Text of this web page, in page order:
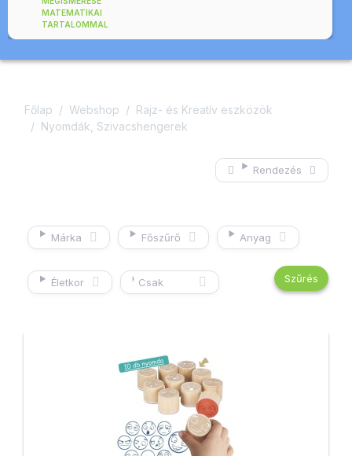
MATEMATIKAI
TARTALOMMAL
Főlap Webshop
Rajz- és Kreatív eszközök
Nyomdák, Szivacshengerek
Rendezés
Márka Főszűrő Anyag
Életkor
Csak
készleten